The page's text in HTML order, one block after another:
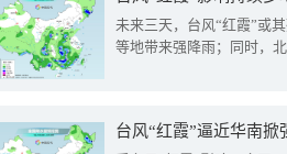
未来三天，台风“红霞”或
等地带来强降雨；同时，
台风“红霞”逼近华南